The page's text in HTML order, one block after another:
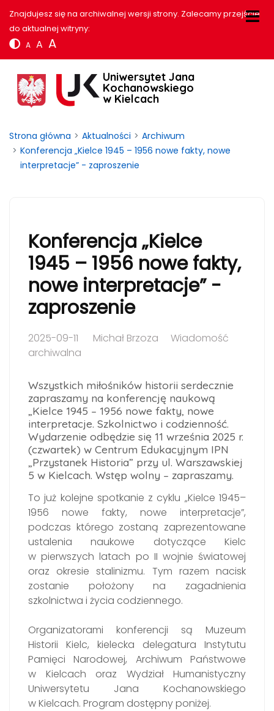
Znajdujesz się na archiwalnej wersji strony. Zalecamy przejście
do aktualnej witryny:
A A A
Uniwersytet Jana
Kochanowskiego
w Kielcach
Strona główna Aktualności
Archiwum
Konferencja „Kielce 1945 – 1956 nowe fakty, nowe
interpretacje” - zaproszenie
Konferencja „Kielce
1945 – 1956 nowe fakty,
nowe interpretacje” -
zaproszenie
2025-09-11 Michał Brzoza
Wiadomość
archiwalna
Wszystkich miłośników historii serdecznie
zapraszamy na konferencję naukową
„Kielce 1945 – 1956 nowe fakty, nowe
interpretacje. Szkolnictwo i codzienność.
Wydarzenie odbędzie się 11 września 2025 r.
(czwartek) w Centrum Edukacyjnym IPN
„Przystanek Historia” przy ul. Warszawskiej
5 w Kielcach. Wstęp wolny – zapraszamy.
To już kolejne spotkanie z cyklu „Kielce 1945–
1956 nowe fakty, nowe interpretacje”,
podczas którego zostaną zaprezentowane
ustalenia naukowe dotyczące Kielc
w pierwszych latach po II wojnie światowej
oraz okresie stalinizmu. Tym razem nacisk
zostanie położony na zagadnienia
szkolnictwa i życia codziennego.
Organizatorami konferencji są Muzeum
Historii Kielc, kielecka delegatura Instytutu
Pamięci Narodowej, Archiwum Państwowe
w Kielcach oraz Wydział Humanistyczny
Uniwersytetu Jana Kochanowskiego
w Kielcach. Program dostępny poniżej.